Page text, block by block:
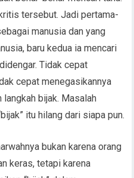
tersebut. Jadi pertama-
manusia dan yang
baru kedua ia mencari
Tidak cepat
cepat menegasikannya
bijak. Masalah
itu hilang dari siapa pun.
bukan karena orang
keras, tetapi karena